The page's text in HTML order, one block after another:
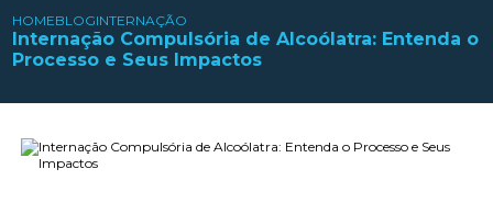
HOMEBLOGINTERNAÇÃO COMPULSÓRIA DE ALCOÓLATRA:
Internação Compulsória de Alcoólatra: Entenda o
Processo e Seus Impactos